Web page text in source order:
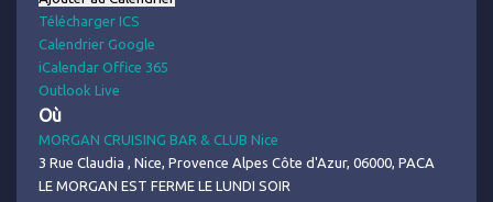
Télécharger ICS
Calendrier Google
iCalendar Office 365
Outlook Live
Où
MORGAN CRUISING BAR & CLUB Nice
3 Rue Claudia , Nice, Provence Alpes Côte d'Azur, 06000, PACA
LE MORGAN EST FERME LE LUNDI SOIR